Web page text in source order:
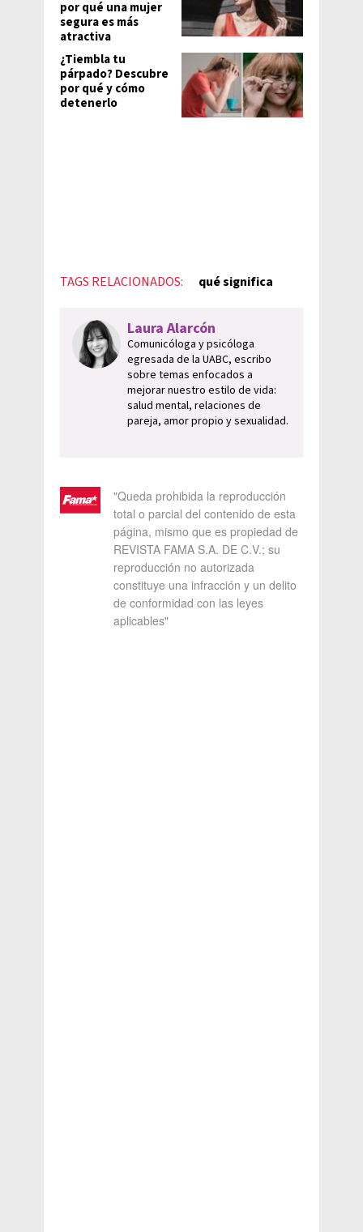
por qué una mujer
segura es más
atractiva
¿Tiembla tu
párpado? Descubre
por qué y cómo
detenerlo
TAGS RELACIONADOS: qué significa
Laura Alarcón
Comunicóloga y psicóloga
egresada de la UABC, escribo
sobre temas enfocados a
mejorar nuestro estilo de vida:
salud mental, relaciones de
pareja, amor propio y sexualidad.
"Queda prohibida la reproducción
total o parcial del contenido de esta
página, mismo que es propiedad de
REVISTA FAMA S.A. DE C.V.; su
reproducción no autorizada
constituye una infracción y un delito
de conformidad con las leyes
aplicables"